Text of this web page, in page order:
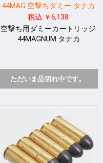
.44MAG 空撃ちダミー タナカ
税込:￥6,138
空撃ち用ダミーカートリッジ
.44MAGNUM タナカ
ただいま品切れ中です。